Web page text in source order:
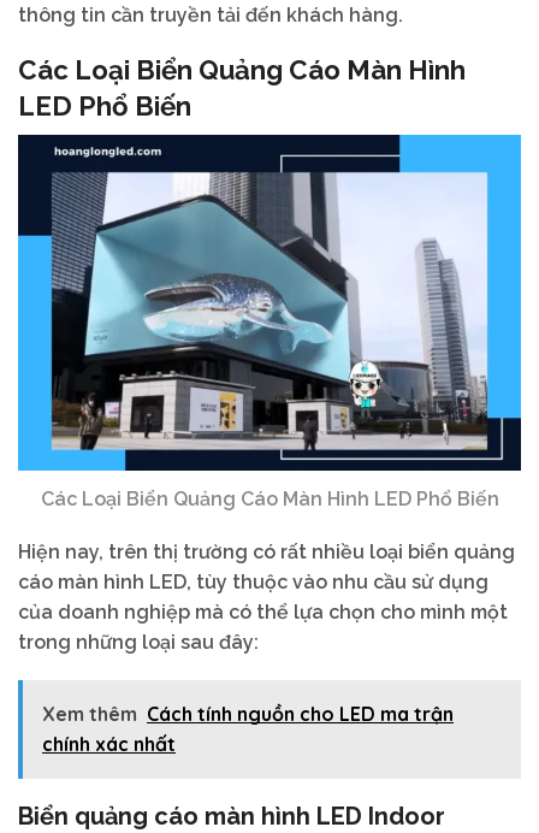
thông tin cần truyền tải đến khách hàng.
Các Loại Biển Quảng Cáo Màn Hình
LED Phổ Biến
Các Loại Biển Quảng Cáo Màn Hình LED Phổ Biến
Hiện nay, trên thị trường có rất nhiều loại biển quảng
cáo màn hình LED, tùy thuộc vào nhu cầu sử dụng
của doanh nghiệp mà có thể lựa chọn cho mình một
trong những loại sau đây:
Xem thêm Cách tính nguồn cho LED ma trận
chính xác nhất
Biển quảng cáo màn hình LED Indoor